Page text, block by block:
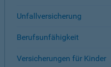
Unfallversicherung
Berufsunfähigkeit
Versicherungen für Kinder